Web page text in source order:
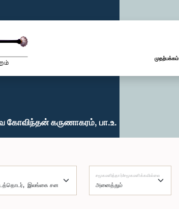
முதற்பக்கம்
கோவிந்தன் கருணாகரம், பா.உ.
சமூகமளித்தார்/சமூகமளிக்கவில்லை